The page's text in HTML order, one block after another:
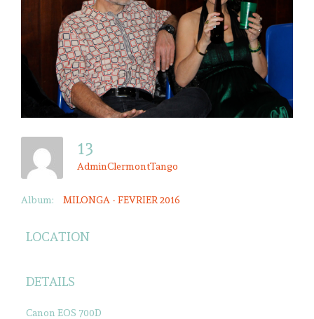
13
AdminClermontTango
Album: MILONGA - FEVRIER 2016
LOCATION
DETAILS
Canon EOS 700D